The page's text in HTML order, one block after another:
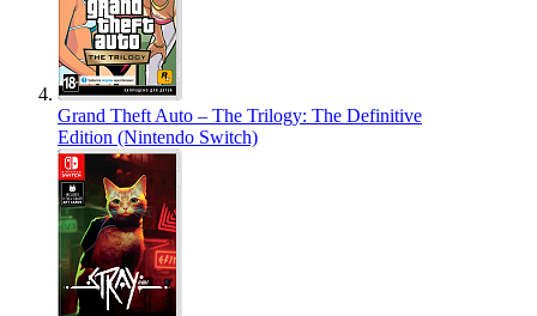
Grand Theft Auto – The Trilogy: The Definitive
Edition (Nintendo Switch)